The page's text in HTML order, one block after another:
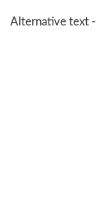
Alternative text -